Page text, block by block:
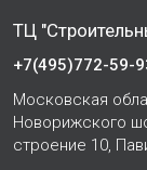
ТЦ
+7(495)772-59-
Московская
Новорижского
строение 10,